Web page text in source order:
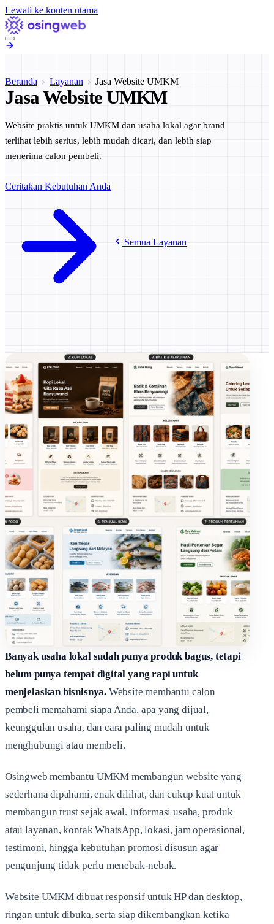
Lewati ke konten utama
Layanan
Semua solusi digital & kreatif Osingweb
Template website siap pakai
Paket harga & investasi layanan
Beranda Layanan Jasa Website UMKM
Jasa Website UMKM
Website praktis untuk UMKM dan usaha lokal agar brand
terlihat lebih serius, lebih mudah dicari, dan lebih siap
menerima calon pembeli.
Ceritakan Kebutuhan Anda
Semua Layanan
Banyak usaha lokal sudah punya produk bagus, tetapi
belum punya tempat digital yang rapi untuk
menjelaskan bisnisnya. Website membantu calon
pembeli memahami siapa Anda, apa yang dijual,
keunggulan usaha, dan cara paling mudah untuk
menghubungi atau membeli.
Osingweb membantu UMKM membangun website yang
sederhana dipahami, enak dilihat, dan cukup kuat untuk
membangun trust sejak awal. Informasi usaha, produk
atau layanan, kontak WhatsApp, lokasi, jam operasional,
testimoni, hingga kebutuhan promosi disusun agar
pengunjung tidak perlu menebak-nebak.
Website UMKM dibuat responsif untuk HP dan desktop,
ringan untuk dibuka, serta siap dikembangkan ketika